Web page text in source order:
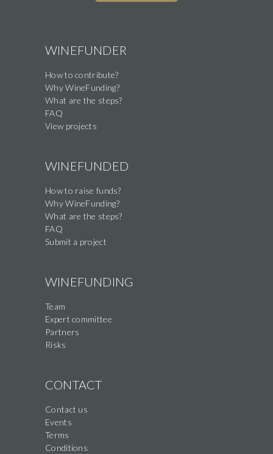
WINEFUNDER
How to contribute?
Why WineFunding?
What are the steps?
FAQ
View projects
WINEFUNDED
How to raise funds?
Why WineFunding?
What are the steps?
FAQ
Submit a project
WINEFUNDING
Team
Expert committee
Partners
Risks
CONTACT
Contact us
Events
Terms
Conditions